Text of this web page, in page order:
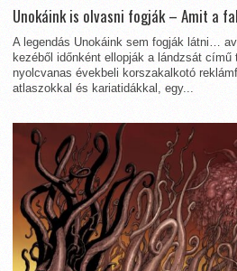
Unokáink is olvasni fogják – Amit a
A legendás Unokáink sem fogják látni…
kezéből időnként ellopják a lándzsát
nyolcvanas évekbeli korszakalkotó
atlaszokkal és kariatidákkal, egy...